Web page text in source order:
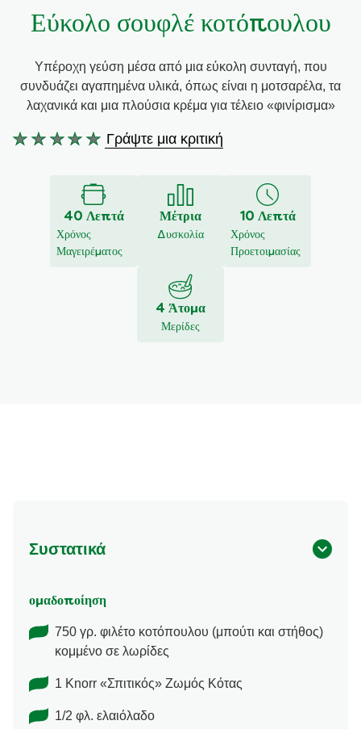
Συνταγές από την Μαργαρίτα Νικολαΐδη
Εύκολο σουφλέ κοτόπουλου
Υπέροχη γεύση μέσα από μια εύκολη συνταγή, που
συνδυάζει αγαπημένα υλικά, όπως είναι η μοτσαρέλα, τα
λαχανικά και μια πλούσια κρέμα για τέλειο «φινίρισμα»
Δεν
αξιολογήσεις
Γράψτε μια κριτική
40 Λεπτά
Χρόνος
Μαγειρέματος
Μέτρια
Δυσκολία
10 Λεπτά
Χρόνος
Προετοιμασίας
4 Άτομα
Μερίδες
Συστατικά
ομαδοποίηση
750 γρ. φιλέτο κοτόπουλου (μπούτι και στήθος)
κομμένο σε λωρίδες
1 Knorr «Σπιτικός» Ζωμός Κότας
1/2 φλ. ελαιόλαδο